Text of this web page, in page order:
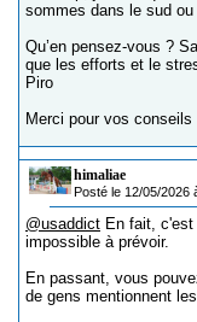
sommes dans le sud
Qu’en pensez-vous ?
que les efforts et le
Piro
Merci pour vos conseils
himaliae
Posté le 12/05/2026
@usaddict En fait,
impossible à prévoir.
En passant, vous
de gens mentionnent